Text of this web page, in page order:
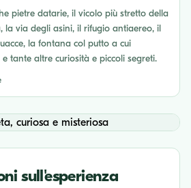
pietre datarie, il vicolo più stretto della
la via degli asini, il rifugio antiaereo, il
la fontana col putto a cui
tante altre curiosità e piccoli segreti.
sull'esperienza